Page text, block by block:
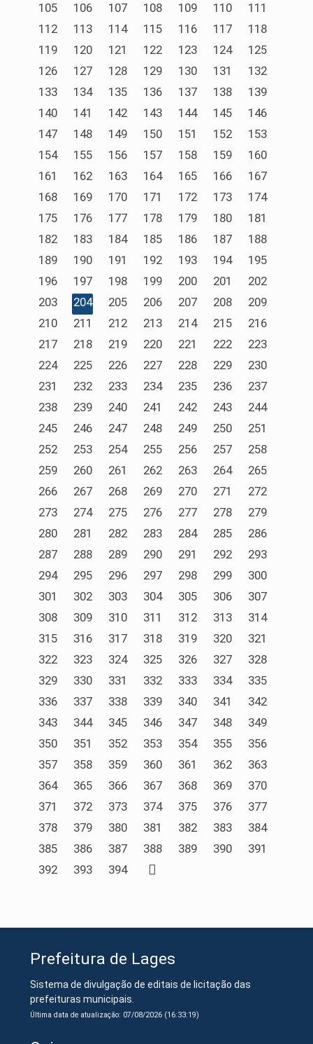
105
106 107 108 109 110
111
112
113 114 115 116 117
118
119
120 121 122 123 124
125
126
127 128 129 130 131
132
133
134 135 136 137 138
139
140
141 142 143 144 145
146
147
148 149 150 151 152
153
154
155 156 157 158 159
160
161
162 163 164 165 166
167
168
169 170 171 172 173
174
175
176 177 178 179 180
181
182
183 184 185 186 187
188
189
190 191 192 193 194
195
196
197 198 199 200 201
202
203
204 205 206 207 208
209
210
211 212 213 214 215
216
217
218 219 220 221 222
223
224
225 226 227 228 229
230
231
232 233 234 235 236
237
238
239 240 241 242 243
244
245
246 247 248 249 250
251
252
253 254 255 256 257
258
259
260 261 262 263 264
265
266
267 268 269 270 271
272
273
274 275 276 277 278
279
280
281 282 283 284 285
286
287
288 289 290 291 292
293
294
295 296 297 298 299
300
301
302 303 304 305 306
307
308
309 310 311 312 313
314
315
316 317 318 319 320
321
322
323 324 325 326 327
328
329
330 331 332 333 334
335
336
337 338 339 340 341
342
343
344 345 346 347 348
349
350
351 352 353 354 355
356
357
358 359 360 361 362
363
364
365 366 367 368 369
370
371
372 373 374 375 376
377
378
379 380 381 382 383
384
385
386 387 388 389 390
391
392
393 394
Prefeitura de Lages
Sistema de divulgação de editais de licitação das
prefeituras municipais.
Última data de atualização: 07/08/2026 (16:33:19)